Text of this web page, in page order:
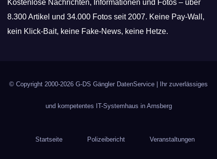
Kostenlose Nachrichten, Informationen und Fotos – über
8.300 Artikel und 34.000 Fotos seit 2007. Keine Pay-Wall,
kein Klick-Bait, keine Fake-News, keine Hetze.
© Copyright 2000-2026 G-DS Gängler DatenService | Ihr zuverlässiges
und kompetentes IT-Systemhaus in Arnsberg
Startseite Polizeibericht Veranstaltungen